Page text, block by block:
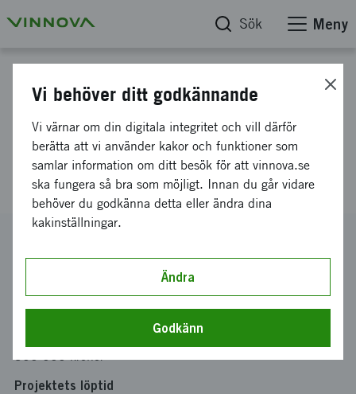
Sök Meny
SolarBora solcellsdriven
personlig microgrid för
matlagning
2017-00545
Solar Bora AB
300 000 kronor
Projektets löptid
Vi behöver ditt godkännande
Vi värnar om din digitala integritet och vill därför
berätta att vi använder kakor och funktioner som
samlar information om ditt besök för att vinnova.se
ska fungera så bra som möjligt. Innan du går vidare
behöver du godkänna detta eller ändra dina
kakinställningar.
Ändra
Godkänn